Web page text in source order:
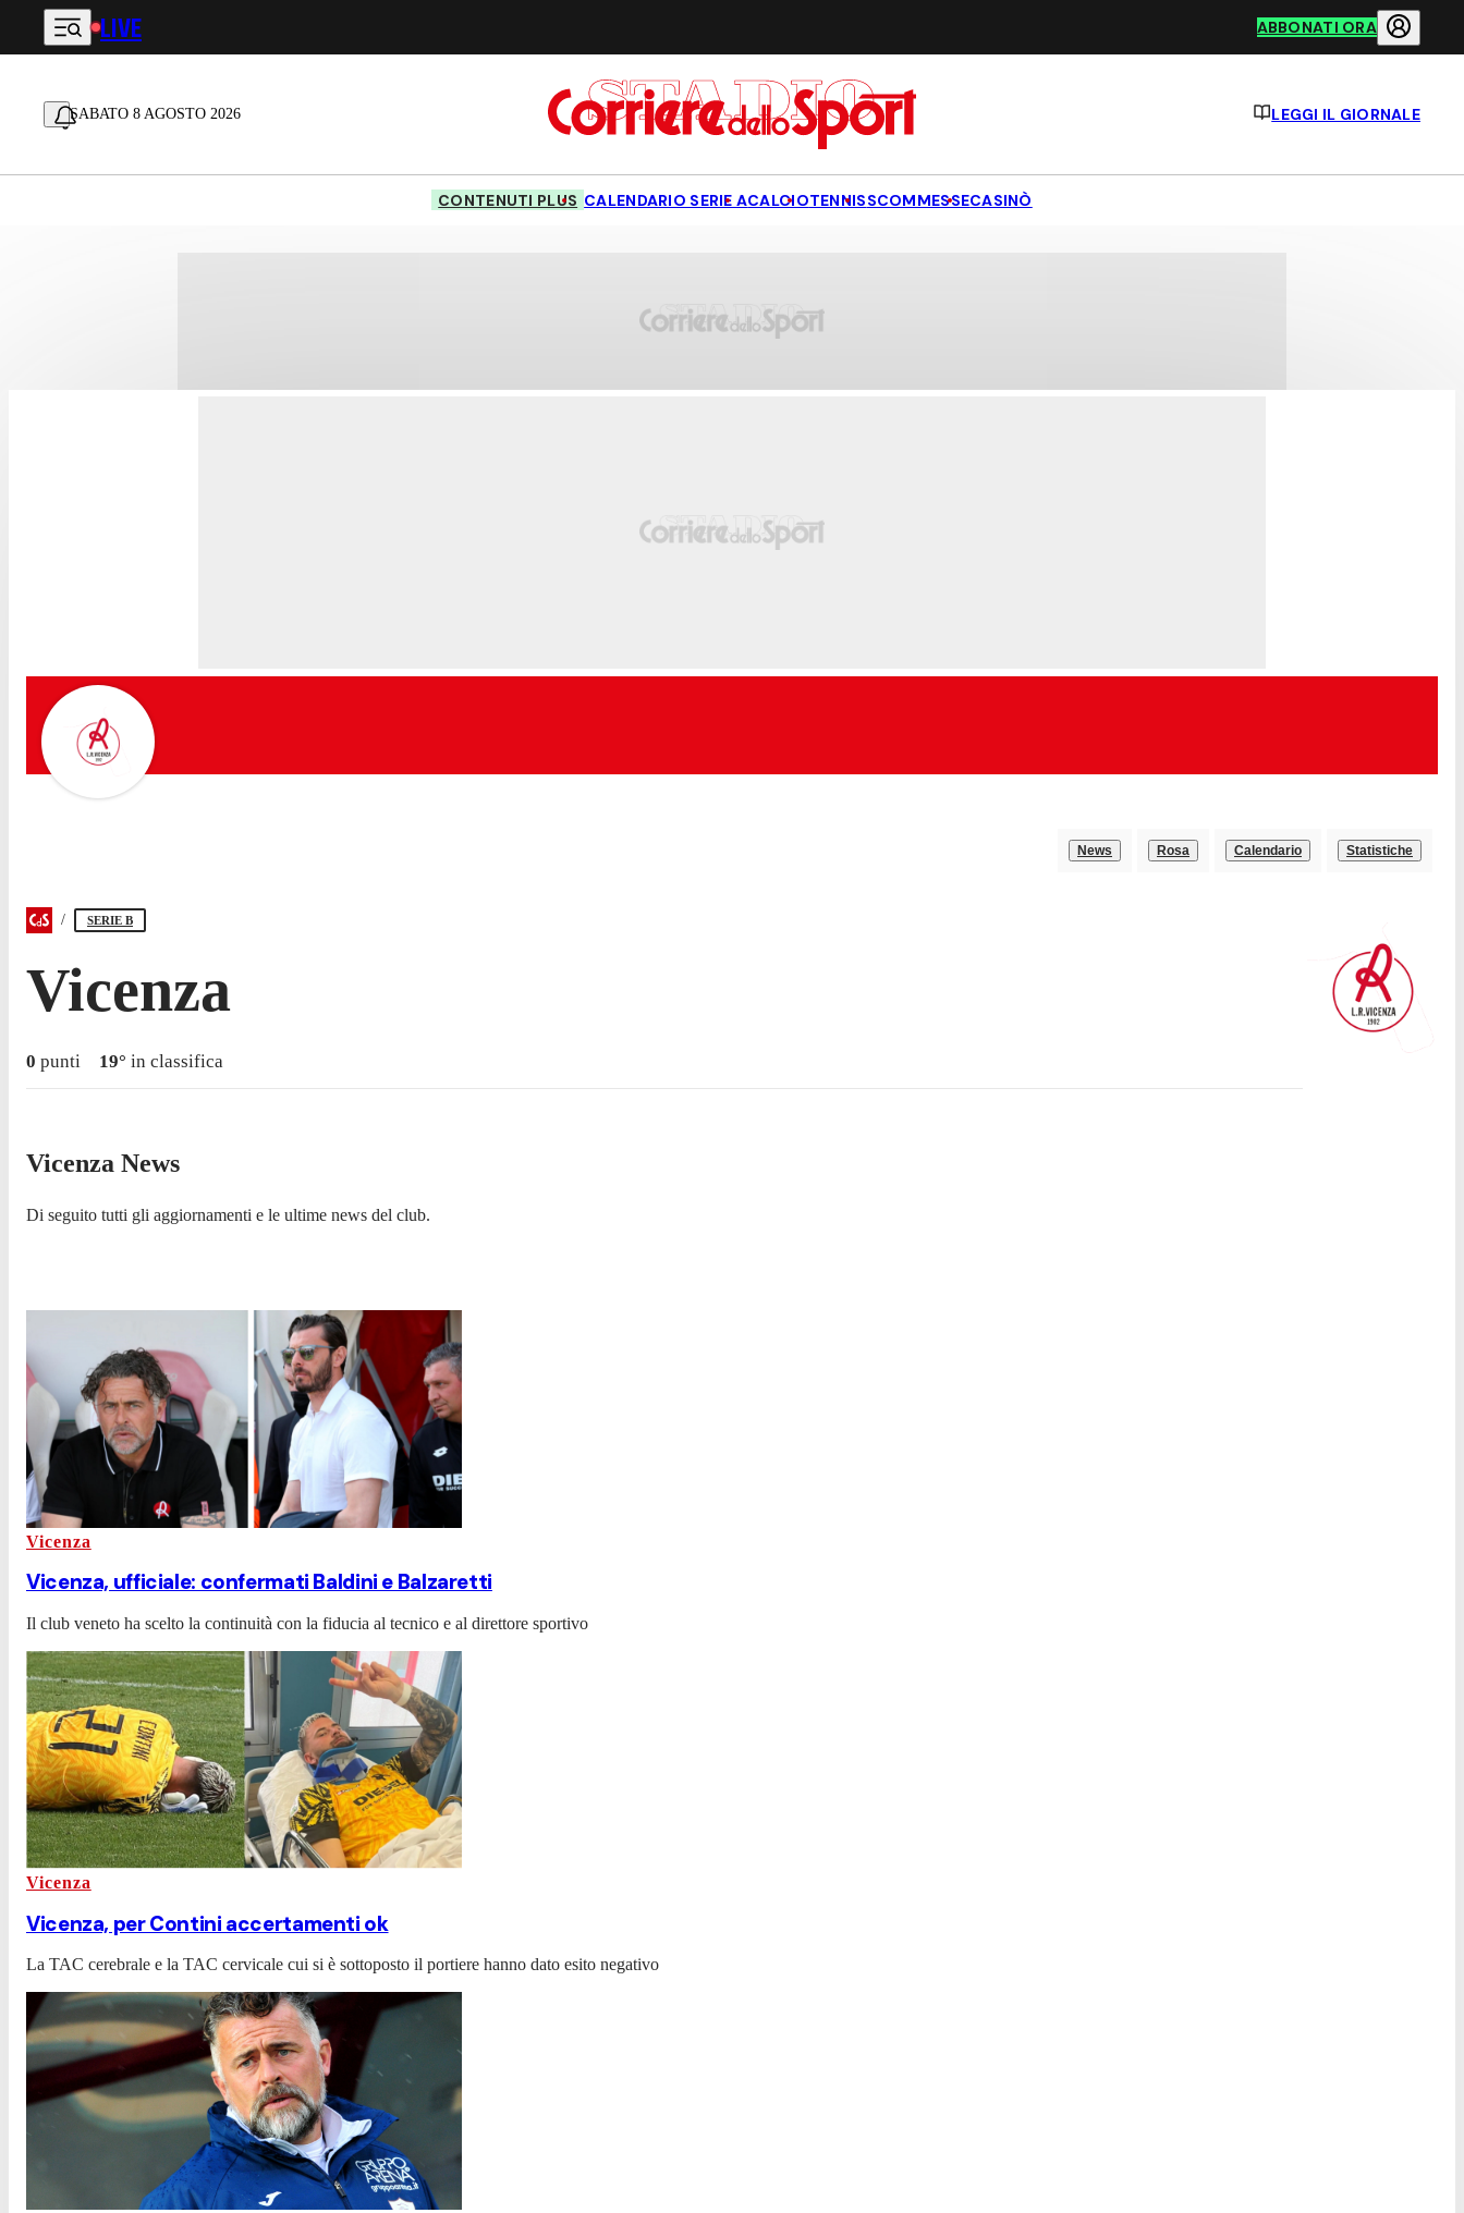
Vai al contenuto principale
LIVE ABBONATI ORA
SABATO 8 AGOSTO 2026 LEGGI IL GIORNALE
CONTENUTI PLUS CALENDARIO SERIE ACALCIOTENNISSCOMMESSECASINÒ
News Rosa Calendario Statistiche
SERIE B
Vicenza
0 punti 19° in classifica
Vicenza News
Di seguito tutti gli aggiornamenti e le ultime news del club.
Vicenza
Vicenza, ufficiale: confermati Baldini e Balzaretti
Il club veneto ha scelto la continuità con la fiducia al tecnico e al direttore sportivo
Vicenza
Vicenza, per Contini accertamenti ok
La TAC cerebrale e la TAC cervicale cui si è sottoposto il portiere hanno dato esito negativo